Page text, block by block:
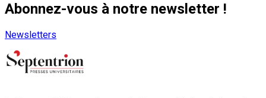
Abonnez-vous à notre newsletter !
Newsletters